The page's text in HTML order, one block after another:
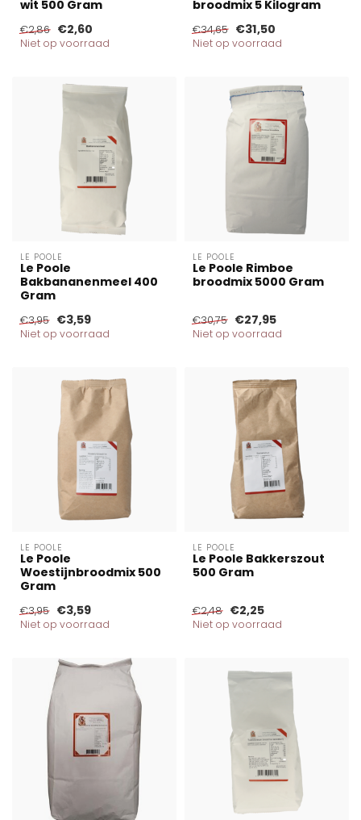
wit 500 Gram
€2,86 €2,60
Niet op voorraad
broodmix 5 Kilogram
€34,65 €31,50
Niet op voorraad
LE POOLE
Le Poole
Bakbananenmeel 400
Gram
€3,95 €3,59
Niet op voorraad
LE POOLE
Le Poole Rimboe
broodmix 5000 Gram
€30,75 €27,95
Niet op voorraad
LE POOLE
Le Poole
Woestijnbroodmix 500
Gram
€3,95 €3,59
Niet op voorraad
LE POOLE
Le Poole Bakkerszout
500 Gram
€2,48 €2,25
Niet op voorraad